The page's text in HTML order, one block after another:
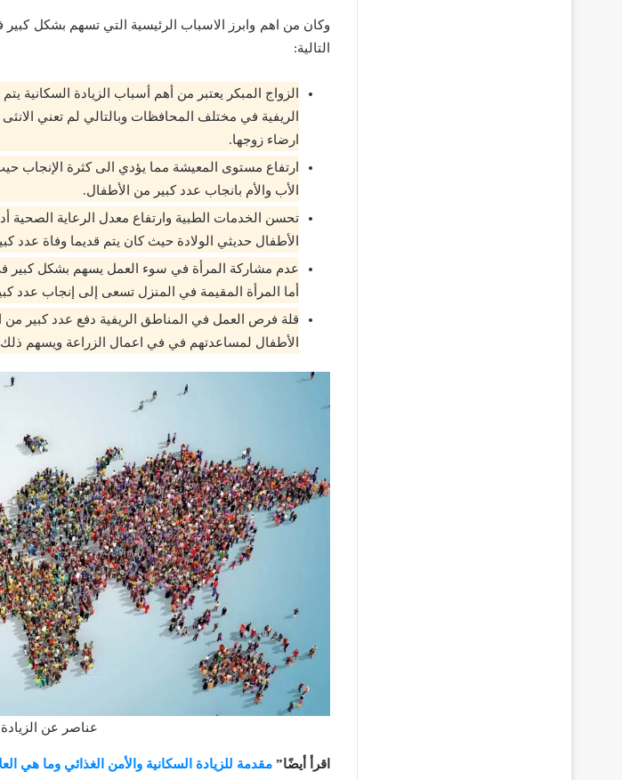
وكان من اهم وابرز الاسباب الرئيسية التي تسهم بشكل
التالية:
الزواج المبكر يعتبر من أهم أسباب الزيادة
الريفية في مختلف المحافظات وبالتالي لم تعني
ارضاء زوجها.
ارتفاع مستوى المعيشة مما يؤدي الى كثرة الإنجاب
الأب والأم بانجاب عدد كبير من الأطفال.
تحسن الخدمات الطبية وارتفاع معدل الرعاية الصحية
الأطفال حديثي الولادة حيث كان يتم قديما وفاة عدد
عدم مشاركة المرأة في سوء العمل يسهم بشكل كبير في
أما المرأة المقيمة في المنزل تسعى إلى إنجاب عدد
قلة فرص العمل في المناطق الريفية دفع عدد كبير من
الأطفال لمساعدتهم في في اعمال الزراعة ويسهم ذلك
عناصر عن الزيادة
اقرأ أيضًا” مقدمة للزيادة السكانية والأمن الغذائي وما هي